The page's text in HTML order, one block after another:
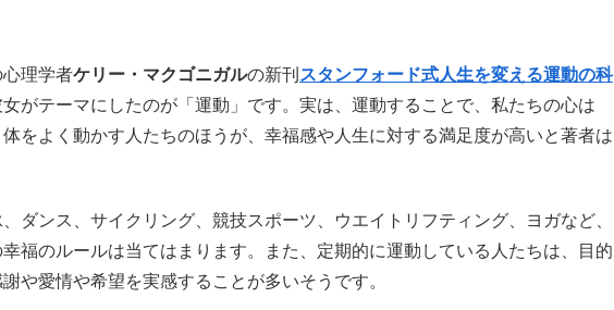
理学者ケリー・マクゴニガルの新刊 スタンフォード式人生を変える運動の科
がテーマにしたのが「運動」です。実は、運動することで、私たちの心は
をよく動かす人たちのほうが、幸福感や人生に対する満足度が高いと著者は
ダンス、サイクリング、競技スポーツ、ウエイトリフティング、ヨガなど、
福のルールは当てはまります。また、定期的に運動している人たちは、目的
や愛情や希望を実感することが多いそうです。